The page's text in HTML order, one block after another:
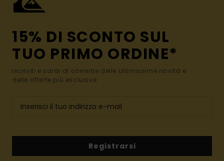
15% DI SCONTO SUL
TUO PRIMO ORDINE*
Iscriviti e sarai al corrente delle ultimissime novità e
delle offerte più esclusive.
Registrarsi